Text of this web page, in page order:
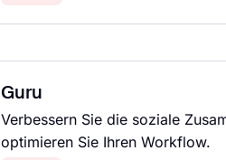
Guru
Verbessern Sie die soziale
optimieren Sie Ihren Workflow.